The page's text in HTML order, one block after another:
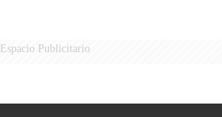
Espacio Publicitario